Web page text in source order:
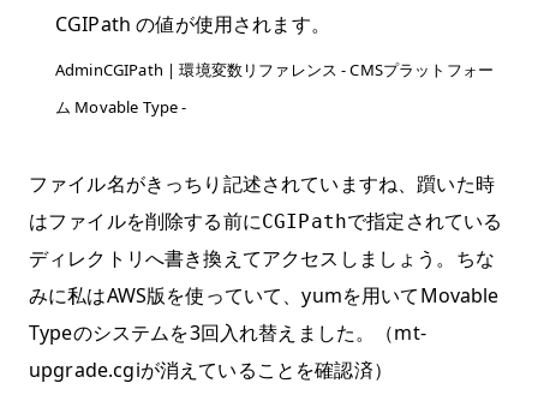
CGIPath の値が使用されます。
AdminCGIPath | 環境変数リファレンス - CMSプラットフォー
ム Movable Type -
ファイル名がきっちり記述されていますね、躓いた時
はファイルを削除する前にCGIPathで指定されている
ディレクトリへ書き換えてアクセスしましょう。ちな
みに私はAWS版を使っていて、yumを用いてMovable
Typeのシステムを3回入れ替えました。（mt-
upgrade.cgiが消えていることを確認済）